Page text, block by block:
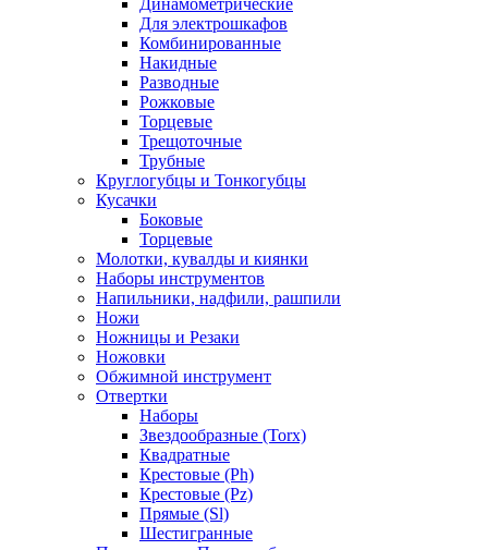
Динамометрические
Для электрошкафов
Комбинированные
Накидные
Разводные
Рожковые
Торцевые
Трещоточные
Трубные
Круглогубцы и Тонкогубцы
Кусачки
Боковые
Торцевые
Молотки, кувалды и киянки
Наборы инструментов
Напильники, надфили, рашпили
Ножи
Ножницы и Резаки
Ножовки
Обжимной инструмент
Отвертки
Наборы
Звездообразные (Torx)
Квадратные
Крестовые (Ph)
Крестовые (Pz)
Прямые (Sl)
Шестигранные